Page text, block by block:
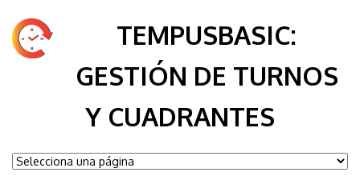
TEMPUSBASIC:
GESTIÓN DE TURNOS
Y CUADRANTES